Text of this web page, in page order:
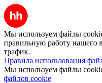
Мы используем файлы
правильную работу нашего
трафик.
Правила использования
Мы используем файлы
файлов cookie